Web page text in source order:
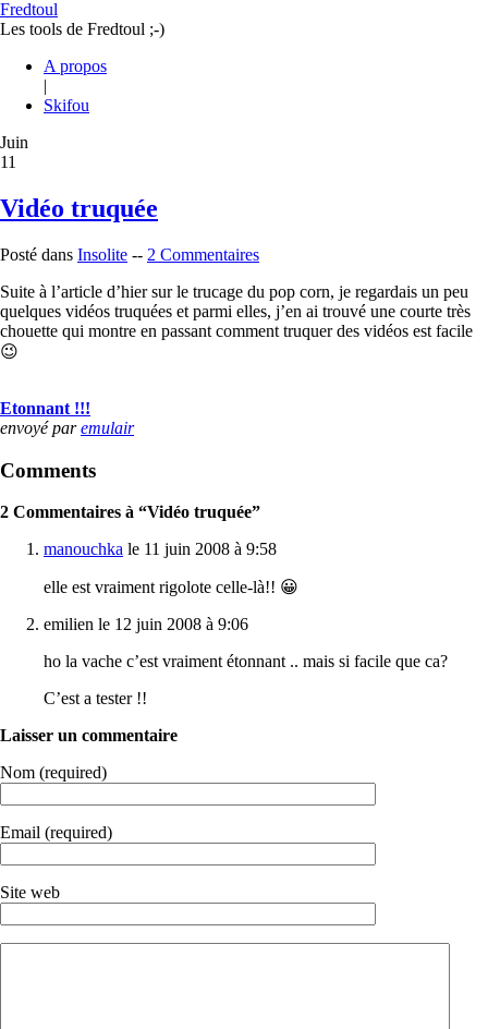
Fredtoul
Les tools de Fredtoul ;-)
A propos
|
Skifou
Juin
11
Vidéo truquée
Posté dans Insolite -- 2 Commentaires
Suite à l’article d’hier sur le trucage du pop corn, je regardais un peu
quelques vidéos truquées et parmi elles, j’en ai trouvé une courte très
chouette qui montre en passant comment truquer des vidéos est facile
😉
Etonnant !!!
envoyé paremulair
Comments
2 Commentaires à “Vidéo truquée”
manouchka le 11 juin 2008 à 9:58
elle est vraiment rigolote celle-là!! 😀
emilien le 12 juin 2008 à 9:06
ho la vache c’est vraiment étonnant .. mais si facile que ca?
C’est a tester !!
Laisser un commentaire
Nom (required)
Email (required)
Site web